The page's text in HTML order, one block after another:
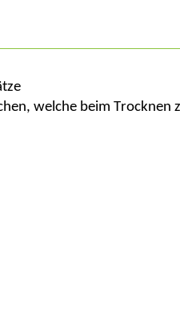
welche beim Trocknen